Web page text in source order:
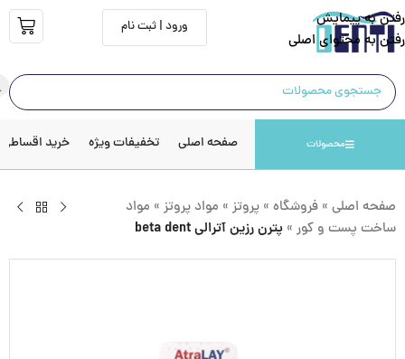
رفتن به پیمایش
رفتن به محتوای اصلی
ورود | ثبت نام
محصولات صفحه اصلی تخفیفات ویژه خرید اقساطی
صفحه اصلی » فروشگاه » پروتز » مواد پروتز » مواد
ساخت پست و کور » پترن رزین آترالی beta dent